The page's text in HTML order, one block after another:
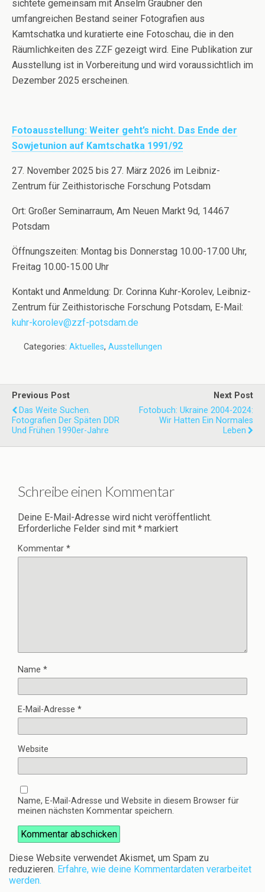
sichtete gemeinsam mit Anselm Graubner den
umfangreichen Bestand seiner Fotografien aus
Kamtschatka und kuratierte eine Fotoschau, die in den
Räumlichkeiten des ZZF gezeigt wird. Eine Publikation zur
Ausstellung ist in Vorbereitung und wird voraussichtlich im
Dezember 2025 erscheinen.
Fotoausstellung: Weiter geht’s nicht. Das Ende der
Sowjetunion auf Kamtschatka 1991/92
27. November 2025 bis 27. März 2026 im Leibniz-
Zentrum für Zeithistorische Forschung Potsdam
Ort: Großer Seminarraum, Am Neuen Markt 9d, 14467
Potsdam
Öffnungszeiten: Montag bis Donnerstag 10.00-17.00 Uhr,
Freitag 10.00-15.00 Uhr
Kontakt und Anmeldung: Dr. Corinna Kuhr-Korolev, Leibniz-
Zentrum für Zeithistorische Forschung Potsdam, E-Mail:
kuhr-korolev@zzf-potsdam.de
Categories: Aktuelles, Ausstellungen
Previous Post
Das Weite Suchen.
Fotografien Der Späten DDR
Und Frühen 1990er-Jahre
Next Post
Fotobuch: Ukraine 2004-2024:
Wir Hatten Ein Normales
Leben
Schreibe einen Kommentar
Deine E-Mail-Adresse wird nicht veröffentlicht.
Erforderliche Felder sind mit * markiert
Kommentar *
Name *
E-Mail-Adresse *
Website
Name, E-Mail-Adresse und Website in diesem Browser für
meinen nächsten Kommentar speichern.
Diese Website verwendet Akismet, um Spam zu
reduzieren. Erfahre, wie deine Kommentardaten verarbeitet
werden.